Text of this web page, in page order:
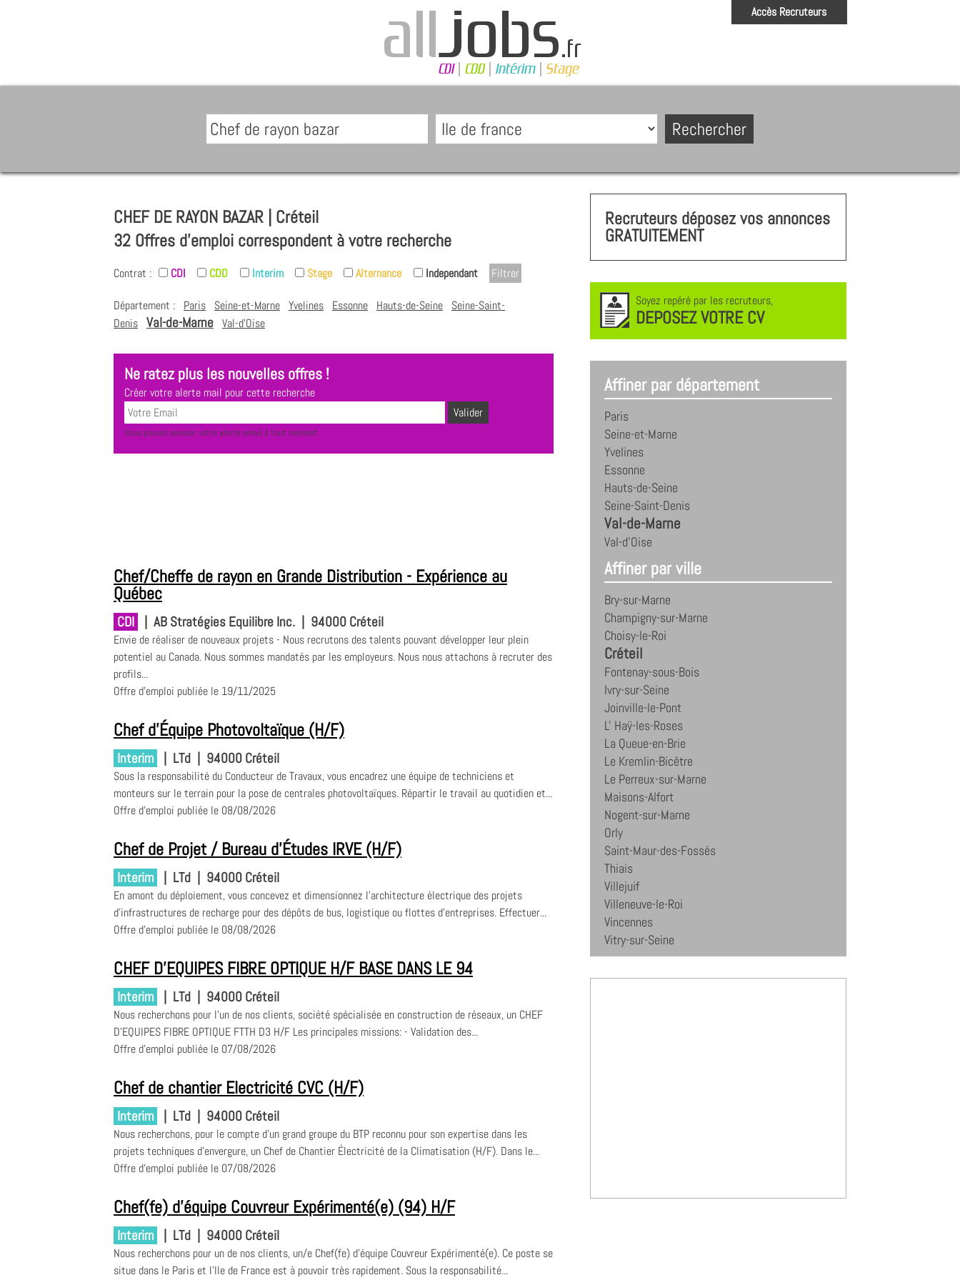
Accès Recruteurs
CHEF DE RAYON BAZAR | Créteil
32 Offres d'emploi correspondent à votre recherche
Contrat : CDI CDD Interim Stage Alternance Independant
Département : Paris Seine-et-Marne Yvelines Essonne Hauts-de-Seine
Seine-Saint-
Denis Val-de-Marne Val-d'Oise
Ne ratez plus les nouvelles offres !
Créer votre alerte mail pour cette recherche
Vous pouvez annuler votre alerte email à tout moment.
Chef/Cheffe de rayon en Grande Distribution - Expérience au
Québec
CDI | AB Stratégies Equilibre Inc. | 94000 Créteil
Envie de réaliser de nouveaux projets - Nous recrutons des talents pouvant développer leur plein
potentiel au Canada. Nous sommes mandatés par les employeurs. Nous nous attachons à recruter des
profils...
Offre d'emploi publiée le 19/11/2025
Chef d'Équipe Photovoltaïque (H/F)
Interim | LTd | 94000 Créteil
Sous la responsabilité du Conducteur de Travaux, vous encadrez une équipe de techniciens et
monteurs sur le terrain pour la pose de centrales photovoltaïques. Répartir le travail au quotidien et...
Offre d'emploi publiée le 08/08/2026
Chef de Projet / Bureau d'Études IRVE (H/F)
Interim | LTd | 94000 Créteil
En amont du déploiement, vous concevez et dimensionnez l'architecture électrique des projets
d'infrastructures de recharge pour des dépôts de bus, logistique ou flottes d'entreprises. Effectuer...
Offre d'emploi publiée le 08/08/2026
CHEF D'EQUIPES FIBRE OPTIQUE H/F BASE DANS LE 94
Interim | LTd | 94000 Créteil
Nous recherchons pour l'un de nos clients, société spécialisée en construction de réseaux, un CHEF
D'EQUIPES FIBRE OPTIQUE FTTH D3 H/F Les principales missions: - Validation des...
Offre d'emploi publiée le 07/08/2026
Chef de chantier Electricité CVC (H/F)
Interim | LTd | 94000 Créteil
Nous recherchons, pour le compte d'un grand groupe du BTP reconnu pour son expertise dans les
projets techniques d'envergure, un Chef de Chantier Électricité de la Climatisation (H/F). Dans le...
Offre d'emploi publiée le 07/08/2026
Chef(fe) d'équipe Couvreur Expérimenté(e) (94) H/F
Interim | LTd | 94000 Créteil
Nous recherchons pour un de nos clients, un/e Chef(fe) d'équipe Couvreur Expérimenté(e). Ce poste se
situe dans le Paris et l'Ile de France est à pouvoir très rapidement. Sous la responsabilité...
Recruteurs déposez vos annonces
GRATUITEMENT
Soyez repéré par les recruteurs,
DEPOSEZ VOTRE CV
Affiner par département
Paris
Seine-et-Marne
Yvelines
Essonne
Hauts-de-Seine
Seine-Saint-Denis
Val-de-Marne
Val-d'Oise
Affiner par ville
Bry-sur-Marne
Champigny-sur-Marne
Choisy-le-Roi
Créteil
Fontenay-sous-Bois
Ivry-sur-Seine
Joinville-le-Pont
L' Haÿ-les-Roses
La Queue-en-Brie
Le Kremlin-Bicêtre
Le Perreux-sur-Marne
Maisons-Alfort
Nogent-sur-Marne
Orly
Saint-Maur-des-Fossés
Thiais
Villejuif
Villeneuve-le-Roi
Vincennes
Vitry-sur-Seine